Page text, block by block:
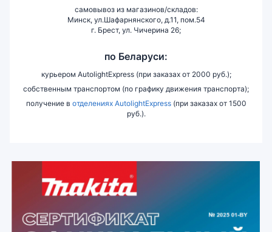
самовывоз из магазинов/складов:
Минск, ул.Шафарнянского, д.11, пом.54
г. Брест, ул. Чичерина 26;
по Беларуси:
курьером AutolightExpress (при заказах от 2000 руб.);
собственным транспортом (по графику движения транспорта);
получение в отделениях AutolightExpress(при заказах от 1500
руб.).